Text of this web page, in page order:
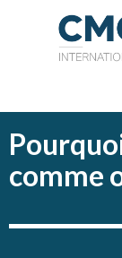
comme